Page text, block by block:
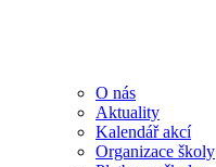
O nás
Aktuality
Kalendář akcí
Organizace školy